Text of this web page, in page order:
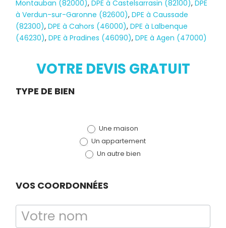
TERMITES
Montauban (82000),DPE à Castelsarrasin (82100),DPE
à Verdun-sur-Garonne (82600),DPE à Caussade
(82300),DPE à Cahors (46000),DPE à Lalbenque
(46230),DPE à Pradines (46090),DPE à Agen (47000)
VOTRE DEVIS GRATUIT
Demande
TYPE DE BIEN
Une maison
Un appartement
Un autre bien
VOS COORDONNÉES